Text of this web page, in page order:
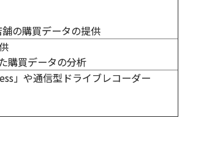
の購買データの提供
購買データの分析
」や通信型ドライブレコーダー